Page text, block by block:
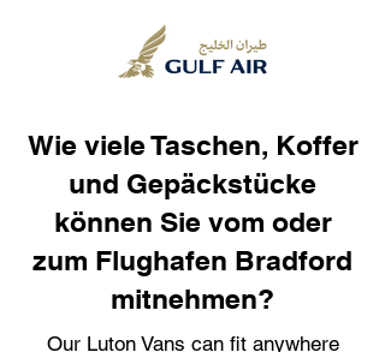
Wie viele Taschen, Koffer
und Gepäckstücke
können Sie vom oder
zum Flughafen Bradford
mitnehmen?
Our Luton Vans can fit anywhere